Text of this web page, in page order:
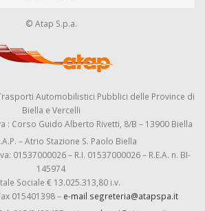
© Atap S.p.a.
Automobilistici Pubblici delle Province di
Biella e Vercelli
: Corso Guido Alberto Rivetti, 8/B – 13900 Biella
– Atrio Stazione S. Paolo Biella
01537000026 – R.I. 01537000026 – R.E.A. n. BI-
145974
Sociale € 13.025.313,80 i.v.
015401398 – e-mail segreteria@atapspa.it